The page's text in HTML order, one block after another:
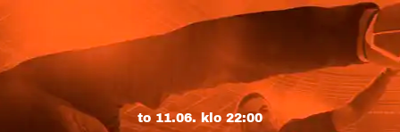
to 11.06. klo 22:00